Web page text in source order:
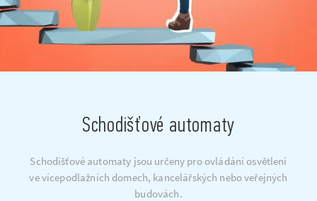
Schodišťové automaty
Schodišťové automaty jsou určeny pro ovládání osvětlení
ve vícepodlažních domech, kancelářských nebo veřejných
budovách.